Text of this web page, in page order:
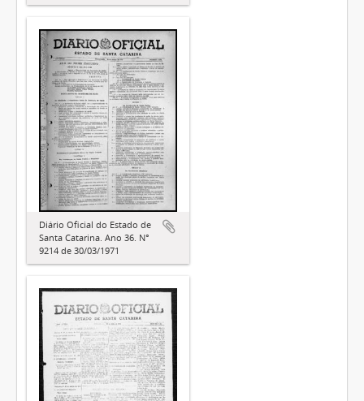
Diário Oficial do Estado de
Santa Catarina. Ano 36. N°
9214 de 30/03/1971